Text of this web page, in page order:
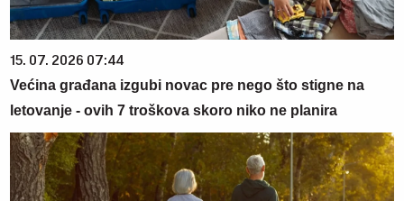
15. 07. 2026 07:44
Većina građana izgubi novac pre nego što stigne na
letovanje - ovih 7 troškova skoro niko ne planira